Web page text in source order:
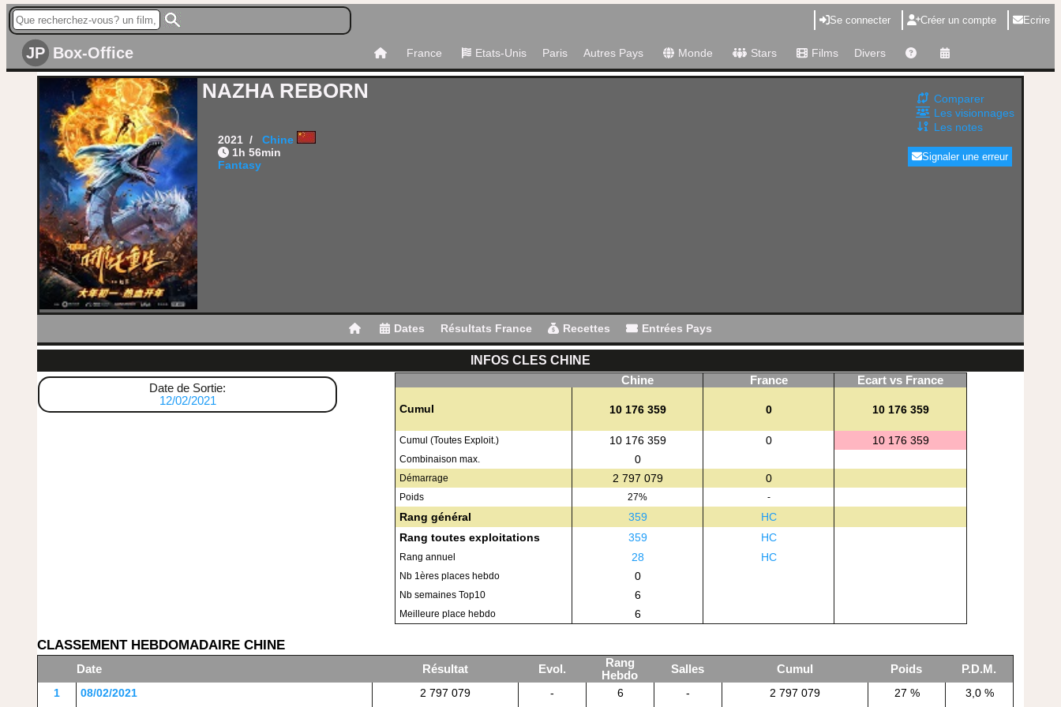
Se connecter Créer un compte Ecrire
JP Box-Office France Etats-Unis Paris Autres Pays Monde Stars Films Divers
NAZHA REBORN
2021 / Chine
1h 56min
Fantasy
Comparer
Les visionnages
Les notes
Signaler une erreur
Dates Résultats France Recettes Entrées Pays
INFOS CLES CHINE
Date de Sortie:
12/02/2021
Chine France Ecart vs France
Cumul 10 176 359 0 10 176 359
Cumul (Toutes Exploit.) 10 176 359 0 10 176 359
Combinaison max. 0
Démarrage 2 797 079 0
Poids 27% -
Rang général 359
HC
Rang toutes exploitations
359 HC
Rang annuel 28 HC
Nb 1ères places hebdo 0
Nb semaines Top10 6
Meilleure place hebdo 6
CLASSEMENT HEBDOMADAIRE CHINE
Date Résultat Evol.
Rang
Hebdo
Salles Cumul Poids
P.D.M.
1
08/02/2021 2 797 079 - 6 - 2 797 079 27 % 3,0 %